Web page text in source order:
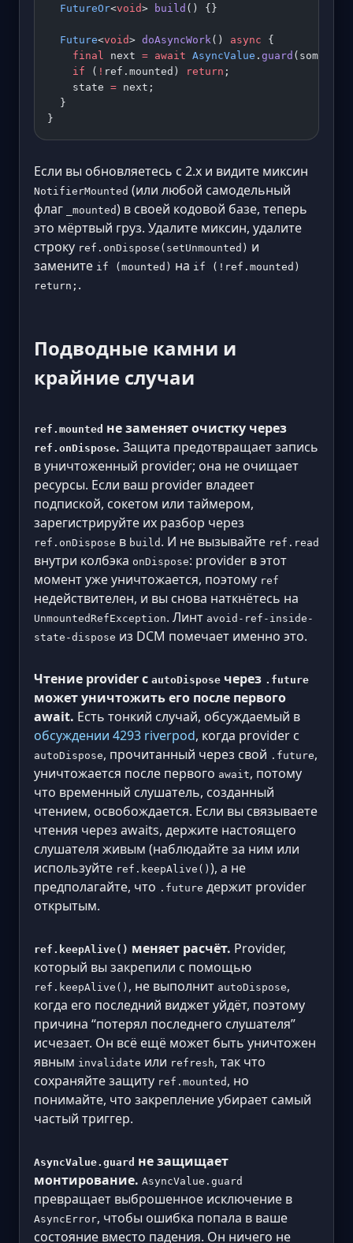
  FutureOr
<void> build () {}
  Future
<void> doAsyncWork() async {
    final
next = await AsyncValue . guard
    if
( ! ref.mounted) return ;
    state
= next;
  }
}
Если вы обновляетесь с 2.x и видите миксин
NotifierMounted (или любой самодельный
флаг
_mounted) в своей кодовой базе, теперь
это мёртвый груз. Удалите миксин, удалите
строку ref.onDispose(setUnmounted) и
замените if (mounted) на if (!ref.mounted)
return; .
Подводные камни и
крайние случаи
ref.mounted не заменяет очистку через
ref.onDispose. Защита предотвращает запись
в уничтоженный provider; она не очищает
ресурсы. Если ваш provider владеет
подпиской, сокетом или таймером,
зарегистрируйте их разбор через
ref.onDispose в build . И не вызывайте ref.read
внутри колбэка onDispose: provider в этот
момент уже уничтожается, поэтому ref
недействителен, и вы снова наткнётесь на
UnmountedRefException. Линт avoid-ref-inside-
state-dispose из DCM помечает именно это.
Чтение provider с autoDispose через .future
может уничтожить его после первого
await. Есть тонкий случай, обсуждаемый в
обсуждении 4293 riverpod, когда provider с
autoDispose, прочитанный через свой .future,
уничтожается после первого await, потому
что временный слушатель, созданный
чтением, освобождается. Если вы связываете
чтения через awaits, держите настоящего
слушателя живым (наблюдайте за ним или
используйте ref.keepAlive() ), а не
предполагайте, что .future держит provider
открытым.
ref.keepAlive() меняет расчёт. Provider,
который вы закрепили с помощью
ref.keepAlive() , не выполнит autoDispose,
когда его последний виджет уйдёт, поэтому
причина “потерял последнего слушателя”
исчезает. Он всё ещё может быть уничтожен
явным invalidate или refresh, так что
сохраняйте защиту ref.mounted , но
понимайте, что закрепление убирает самый
частый триггер.
AsyncValue.guard не защищает
монтирование. AsyncValue.guard
превращает выброшенное исключение в
AsyncError, чтобы ошибка попала в ваше
состояние вместо падения. Он ничего не